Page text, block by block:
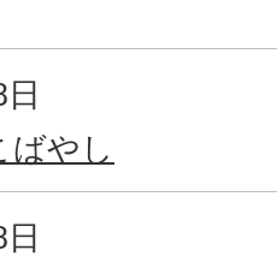
ばやし